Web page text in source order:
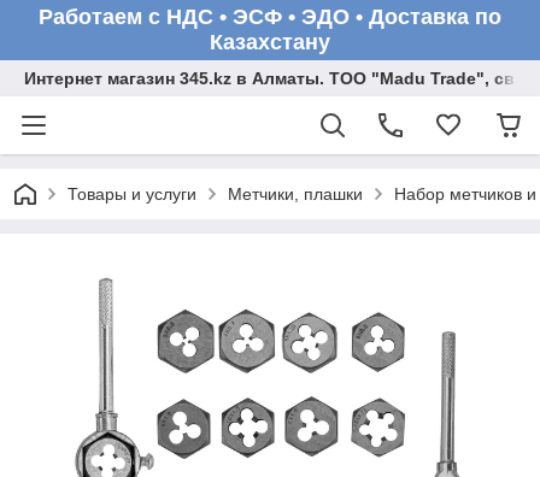
Работаем с НДС • ЭСФ • ЭДО • Доставка по
Казахстану
Интернет магазин 345.kz в Алматы. ТОО "Madu Trade",
Товары и услуги Метчики, плашки Набор метчиков